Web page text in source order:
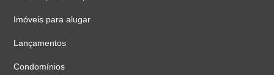
Imóveis para alugar
Lançamentos
Condomínios